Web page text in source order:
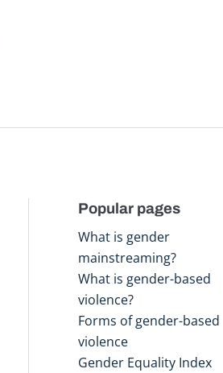
Popular pages
What is gender
mainstreaming?
What is gender-based
violence?
Forms of gender-based
violence
Gender Equality Index